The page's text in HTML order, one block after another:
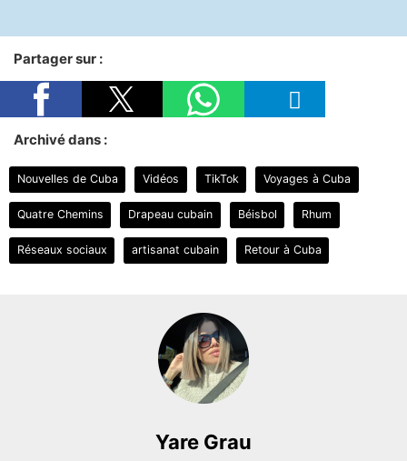
Partager sur :
Archivé dans :
Nouvelles de Cuba Vidéos TikTok Voyages à Cuba
Quatre Chemins Drapeau cubain Béisbol Rhum
Réseaux sociaux artisanat cubain Retour à Cuba
Yare Grau